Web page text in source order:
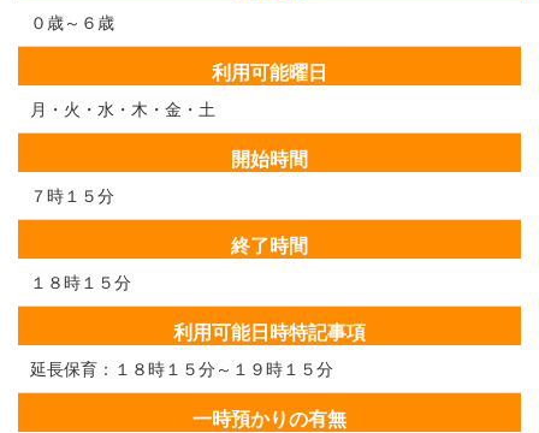
０歳～６歳
利用可能曜日
月・火・水・木・金・土
開始時間
７時１５分
終了時間
１８時１５分
利用可能日時特記事項
延長保育：１８時１５分～１９時１５分
一時預かりの有無